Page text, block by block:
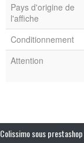
Pays d'origine de
l'affiche
Conditionnement
Attention
Colissimo sous prestashop